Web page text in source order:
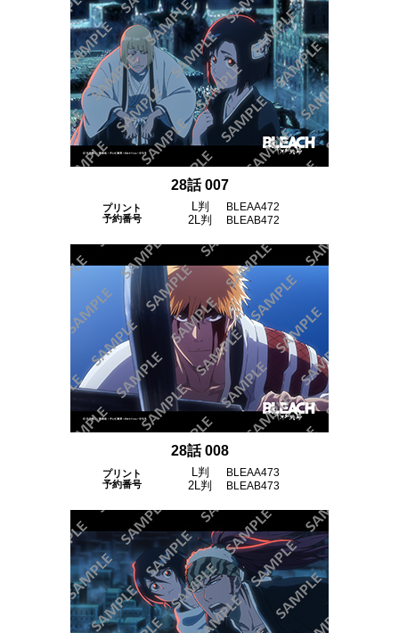
28話 007
プリント
予約番号
L判 BLEAA472
2L判 BLEAB472
28話 008
プリント
予約番号
L判 BLEAA473
2L判 BLEAB473